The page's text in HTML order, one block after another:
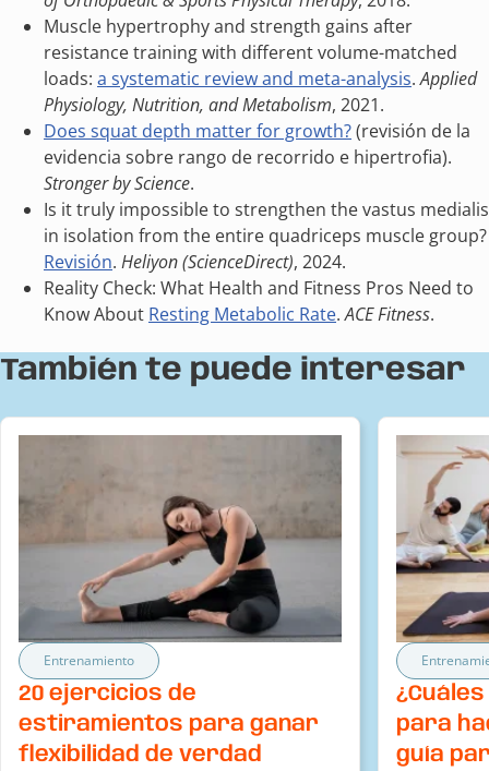
Muscle hypertrophy and strength gains after
resistance training with different volume-matched
loads: a systematic review and meta-analysis.Applied
Physiology, Nutrition, and Metabolism, 2021.
Does squat depth matter for growth?(revisión de la
evidencia sobre rango de recorrido e hipertrofia).
Stronger by Science.
Is it truly impossible to strengthen the vastus medialis
in isolation from the entire quadriceps muscle group?
Revisión. Heliyon (ScienceDirect), 2024.
Reality Check: What Health and Fitness Pros Need to
Know About Resting Metabolic Rate.ACE Fitness.
También te puede interesar
Entrenamiento
20 ejercicios de
estiramientos para ganar
flexibilidad de verdad
para
guía